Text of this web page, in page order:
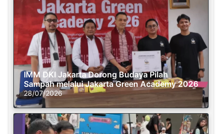
IMM DKI Jakarta Dorong Budaya Pilah
Sampah melalui Jakarta Green Academy 2026
28/07/2026